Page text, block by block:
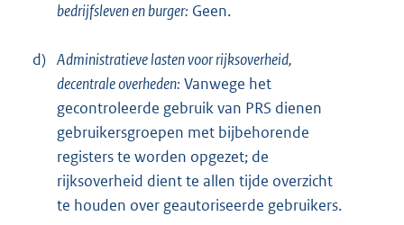
bedrijfsleven en burger: Geen.
d) Administratieve lasten voor rijksoverheid,
decentrale overheden: Vanwege het
gecontroleerde gebruik van PRS dienen
gebruikersgroepen met bijbehorende
registers te worden opgezet; de
rijksoverheid dient te allen tijde overzicht
te houden over geautoriseerde gebruikers.